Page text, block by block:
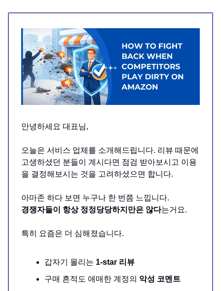
안녕하세요 대표님,
오늘은 서비스 업체를 소개해드립니다. 리뷰 때문에
고생하셨던 분들이 계시다면 점검 받아보시고 이용
을 결정해보시는 것을 고려하셨으면 합니다.
아마존 하다 보면 누구나 한 번쯤 느낍니다.
경쟁자들이 항상 정정당당하지만은 않다는거요.
특히 요즘은 더 심해졌습니다.
갑자기 몰리는 1-star 리뷰
구매 흔적도 애매한 계정의 악성 코멘트